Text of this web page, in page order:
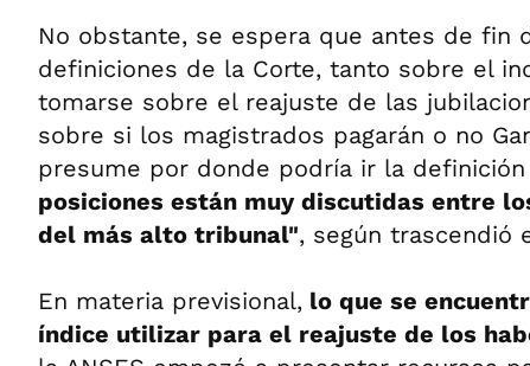
No obstante, se espera que antes de fin
definiciones de la Corte, tanto sobre el
tomarse sobre el reajuste de las
sobre si los magistrados pagarán o no
presume por donde podría ir la definición
posiciones están muy discutidas entre
del más alto tribunal", según trascendió
En materia previsional, lo que se
índice utilizar para el reajuste de los